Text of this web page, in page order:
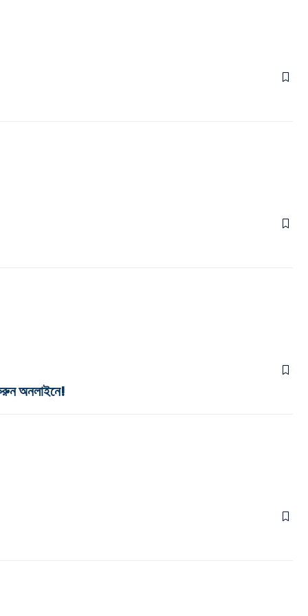
অনলাইনে!